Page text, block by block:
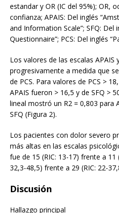
estandar y OR (IC del 95%); OR,
confianza; APAIS: Del inglés
and Information Scale”; SFQ: Del
Questionnaire”; PCS: Del inglés
Los valores de las escalas APAIS
progresivamente a medida que
de PCS. Para valores de PCS >
APAIS fueron > 16,5 y de SFQ >
lineal mostró un R2 = 0,803 para
SFQ (Figura 2).
Los pacientes con dolor severo
más altas en las escalas
fue de 15 (RIC: 13-17) frente a 11
32,3-48,5) frente a 29 (RIC: 22-
Discusión
Hallazgo principal